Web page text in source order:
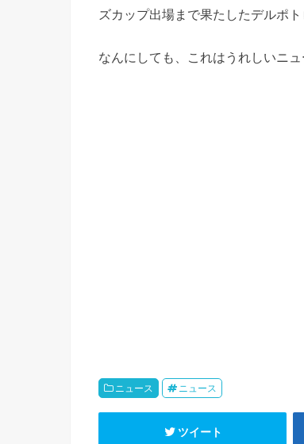
ズカップ出場まで果たしたデルポト
なんにしても、これはうれしいニュ
ニュース ニュース
ツイート